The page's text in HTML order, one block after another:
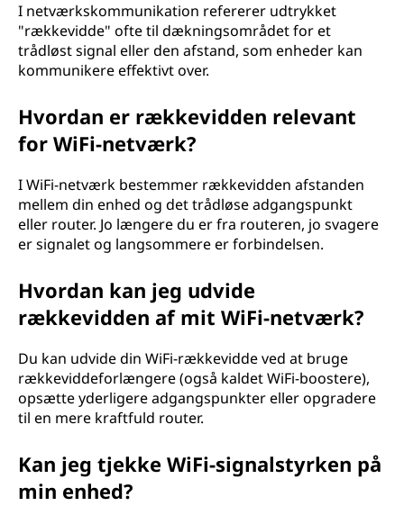
I netværkskommunikation refererer udtrykket
"rækkevidde" ofte til dækningsområdet for et
trådløst signal eller den afstand, som enheder kan
kommunikere effektivt over.
Hvordan er rækkevidden relevant
for WiFi-netværk?
I WiFi-netværk bestemmer rækkevidden afstanden
mellem din enhed og det trådløse adgangspunkt
eller router. Jo længere du er fra routeren, jo svagere
er signalet og langsommere er forbindelsen.
Hvordan kan jeg udvide
rækkevidden af mit WiFi-netværk?
Du kan udvide din WiFi-rækkevidde ved at bruge
rækkeviddeforlængere (også kaldet WiFi-boostere),
opsætte yderligere adgangspunkter eller opgradere
til en mere kraftfuld router.
Kan jeg tjekke WiFi-signalstyrken på
min enhed?